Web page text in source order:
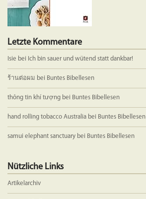
Letzte Kommentare
Isie bei Ich bin sauer und wütend statt dankbar!
ร้านต่อผม bei Buntes Bibellesen
thông tin khí tượng bei Buntes Bibellesen
hand rolling tobacco Australia bei Buntes Bibellesen
samui elephant sanctuary bei Buntes Bibellesen
Nützliche Links
Artikelarchiv